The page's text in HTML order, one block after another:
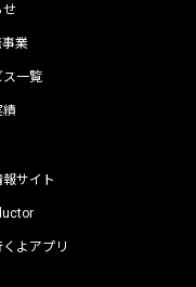
せ
業
ス一覧
績
サイト
よアプリ